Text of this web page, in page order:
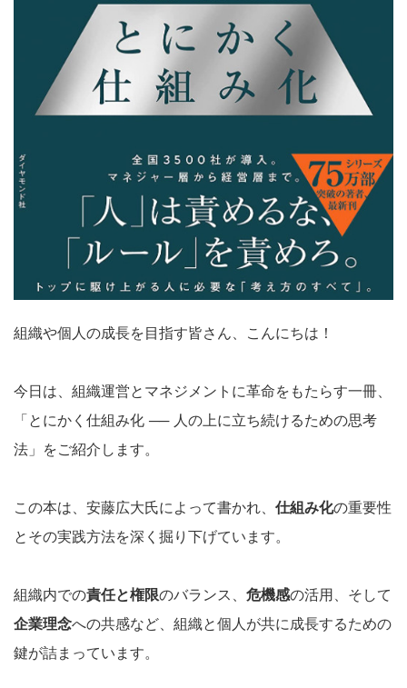
組織や個人の成長を目指す皆さん、こんにちは！
今日は、組織運営とマネジメントに革命をもたらす一冊、
「とにかく仕組み化 ── 人の上に立ち続けるための思考
法」をご紹介します。
この本は、安藤広大氏によって書かれ、 仕組み化の重要性
とその実践方法を深く掘り下げています。
組織内での責任と権限のバランス、 危機感の活用、そして
企業理念への共感など、組織と個人が共に成長するための
鍵が詰まっています。